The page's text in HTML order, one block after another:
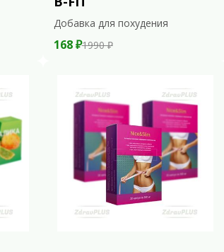
Добавка для похудения
168 ₽1990 ₽